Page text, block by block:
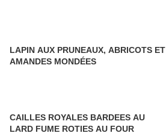
LAPIN AUX PRUNEAUX, ABRICOTS ET
AMANDES MONDÉES
CAILLES ROYALES BARDEES AU
LARD FUME ROTIES AU FOUR